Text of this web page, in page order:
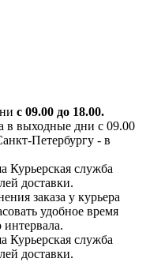
с 09.00 до 18.00.
в выходные дни с 09.00
Петербургу - в
Курьерская служба
доставки.
заказа у курьера
удобное время
интервала.
Курьерская служба
доставки.